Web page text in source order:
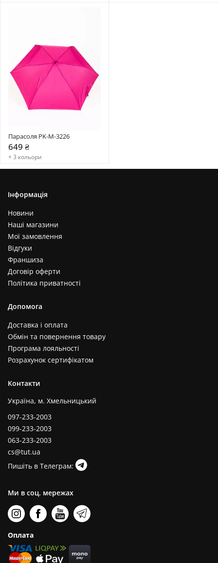
Парасоля PK-M-3226
649 ₴
+ 3 кольори
Інформація
Новини
Наші магазини
Мої замовлення
Відгуки
Франшиза
Договір оферти
Політика приватності
Допомога
Доставка і оплата
Обмін та повернення товару
Програма лояльності
Розрахунок сертифікатом
Контакти
Україна, м. Хмельницький
097-233-2003
099-233-2003
063-233-2003
cs@tut.ua
Пишіть в Телеграм:
Ми в соц. мережах
Оплата